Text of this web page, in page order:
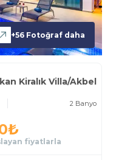
+56 Fotoğraf daha
Kiralık Villa/Akbel
2 Banyo
₺
fiyatlarla